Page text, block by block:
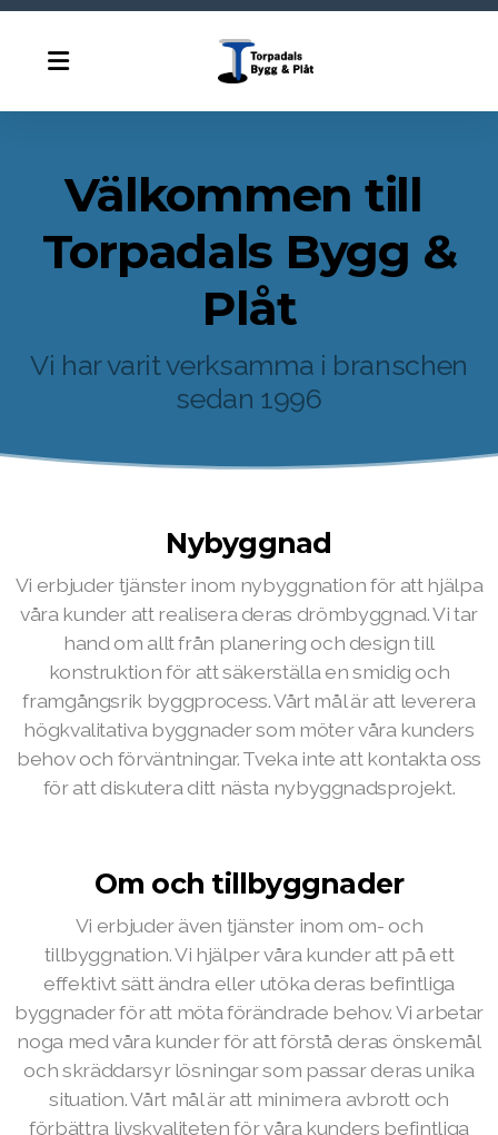
Välkommen till
Torpadals Bygg &
Plåt
Vi har varit verksamma i branschen
sedan 1996
Nybyggnad
Vi erbjuder tjänster inom nybyggnation för att hjälpa
våra kunder att realisera deras drömbyggnad. Vi tar
hand om allt från planering och design till
konstruktion för att säkerställa en smidig och
framgångsrik byggprocess. Vårt mål är att leverera
högkvalitativa byggnader som möter våra kunders
behov och förväntningar. Tveka inte att kontakta oss
för att diskutera ditt nästa nybyggnadsprojekt.
Om och tillbyggnader
Vi erbjuder även tjänster inom om- och
tillbyggnation. Vi hjälper våra kunder att på ett
effektivt sätt ändra eller utöka deras befintliga
byggnader för att möta förändrade behov. Vi arbetar
noga med våra kunder för att förstå deras önskemål
och skräddarsyr lösningar som passar deras unika
situation. Vårt mål är att minimera avbrott och
förbättra livskvaliteten för våra kunders befintliga